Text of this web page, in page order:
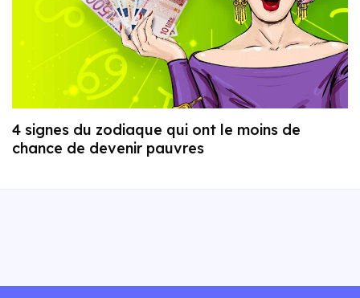
4 signes du zodiaque qui ont le moins de
chance de devenir pauvres